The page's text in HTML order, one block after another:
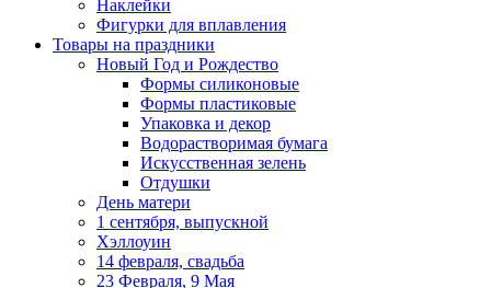
Наклейки
Фигурки для вплавления
Товары на праздники
Новый Год и Рождество
Формы силиконовые
Формы пластиковые
Упаковка и декор
Водорастворимая бумага
Искусственная зелень
Отдушки
День матери
1 сентября, выпускной
Хэллоуин
14 февраля, свадьба
23 Февраля, 9 Мая